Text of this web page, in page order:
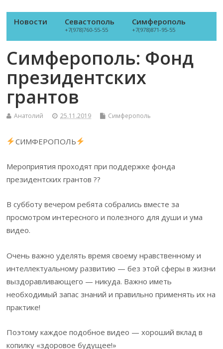
Новости Севастополь
+7(978)760-55-55
Симферополь
+7(978)871-95-55
Симферополь: Фонд
президентских
грантов
Анатолий 25.11.2019 Симферополь
СИМФЕРОПОЛЬ
Мероприятия проходят при поддержке фонда
президентских грантов ??
В субботу вечером ребята собрались вместе за
просмотром интересного и полезного для души и ума
видео.
Очень важно уделять время своему нравственному и
интеллектуальному развитию — без этой сферы в жизни
выздоравливающего — никуда. Важно иметь
необходимый запас знаний и правильно применять их на
практике!
Поэтому каждое подобное видео — хороший вклад в
копилку «здоровое будущее!»